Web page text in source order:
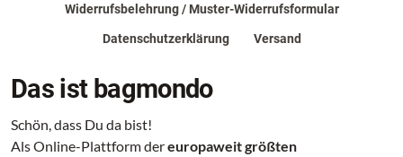
Widerrufsbelehrung / Muster-Widerrufsformular
Datenschutzerklärung Versand
Das ist bagmondo
Schön, dass Du da bist!
Als Online-Plattform dereuropaweit größten